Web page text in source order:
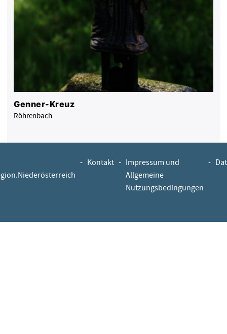
Genner-Kreuz
Röhrenbach
- Kontakt - Impressum und
Allgemeine
Nutzungsbedingungen
-